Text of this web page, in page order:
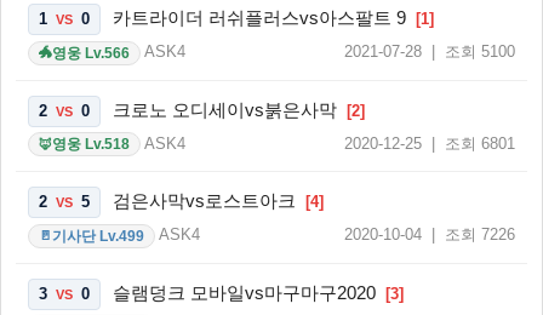
1 VS 0 카트라이더 러쉬플러스vs아스팔트 9 [1]
🐲영웅 Lv.566 ASK4 2021-07-28 | 조회 5100
2 VS 0 크로노 오디세이vs붉은사막 [2]
🦊영웅 Lv.518 ASK4 2020-12-25 | 조회 6801
2 VS 5 검은사막vs로스트아크 [4]
🚪기사단 Lv.499 ASK4 2020-10-04 | 조회 7226
3 VS 0 슬램덩크 모바일vs마구마구2020 [3]